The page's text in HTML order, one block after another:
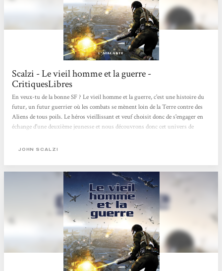
Scalzi - Le vieil homme et la guerre -
CritiquesLibres
En veux-tu de la bonne SF ? Le vieil homme et la guerre, c'est une histoire du
futur, un futur guerrier où les combats se mènent loin de la Terre contre des
Aliens de tous poils. Le héros vieillissant et veuf choisit donc de s'engager en
échange d'une deuxième jeunesse et nous découvrons donc cet univers de
un univers foisonnant et finalement pas si manichéen que ça (gentils soldats de
commence donc comme un petit roman d'aventure pour se complexifier...
JOHN SCALZI